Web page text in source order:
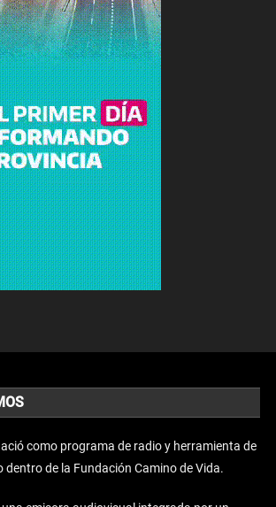
como programa de radio y herramienta de
dentro de la Fundación Camino de Vida.